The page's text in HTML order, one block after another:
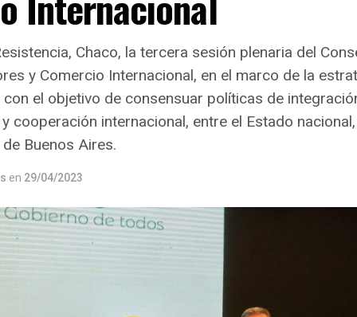
Chaco, la tercera sesión plenaria del
y Comercio Internacional, en el marco de la
con el objetivo de consensuar políticas de
cooperación internacional, entre el Estado
Buenos Aires.
en 29/04/2023